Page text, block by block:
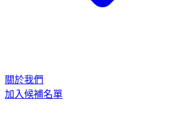
關於我們
加入候補名單